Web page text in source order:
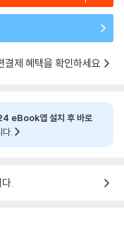
결제 혜택을 확인하세요
eBook앱 설치 후 바로
.
.